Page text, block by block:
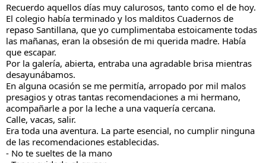
Recuerdo aquellos días muy calurosos, tanto como el de hoy.
El colegio había terminado y los malditos Cuadernos de
repaso Santillana, que yo cumplimentaba estoicamente todas
las mañanas, eran la obsesión de mi querida madre. Había
que escapar.
Por la galería, abierta, entraba una agradable brisa mientras
desayunábamos.
En alguna ocasión se me permitía, arropado por mil malos
presagios y otras tantas recomendaciones a mi hermano,
acompañarle a por la leche a una vaquería cercana.
Calle, vacas, salir.
Era toda una aventura. La parte esencial, no cumplir ninguna
de las recomendaciones establecidas.
- No te sueltes de la mano